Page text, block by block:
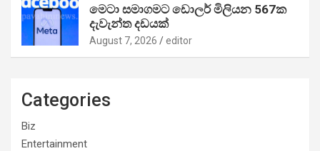
මෙටා සමාගමට ඩොලර් මිලියන 567ක
දැවැන්ත දඩයක්
August 7, 2026 editor
Categories
Biz
Entertainment